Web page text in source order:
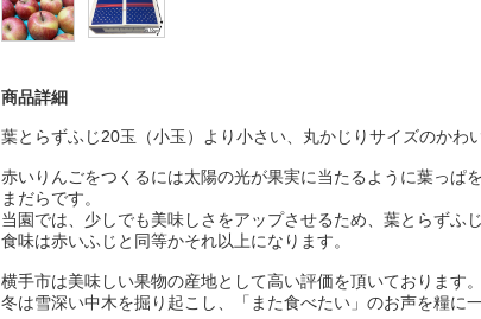
商品詳細
葉とらずふじ20玉（小玉）より小さい、丸かじりサイズのかわ
赤いりんごをつくるには太陽の光が果実に当たるように葉っぱ
まだらです。
当園では、少しでも美味しさをアップさせるため、葉とらずふ
食味は赤いふじと同等かそれ以上になります。
横手市は美味しい果物の産地として高い評価を頂いております。
冬は雪深い中木を掘り起こし、「また食べたい」のお声を糧に